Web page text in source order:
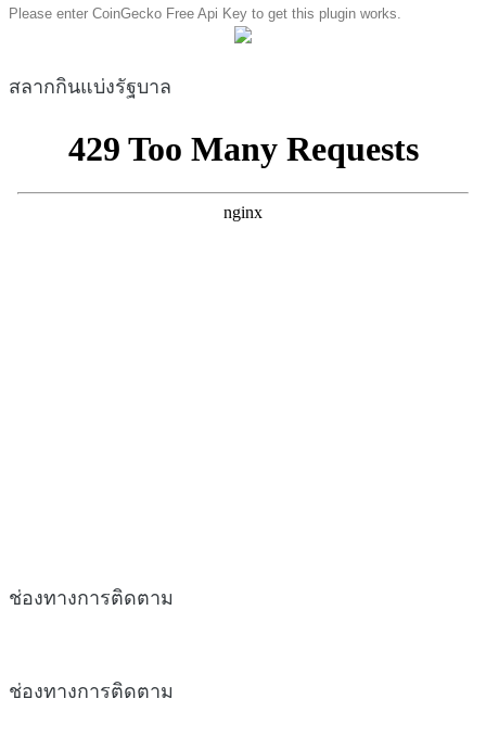
Please enter CoinGecko Free Api Key to get this plugin works.
สลากกินแบ่งรัฐบาล
ช่องทางการติดตาม
ช่องทางการติดตาม